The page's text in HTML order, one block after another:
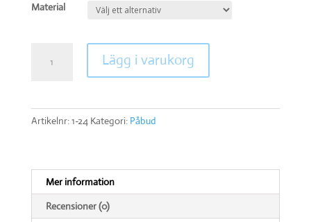
Material
mängd
Lägg i varukorg
Artikelnr:1-24 Kategori: Påbud
Mer information
Recensioner (0)